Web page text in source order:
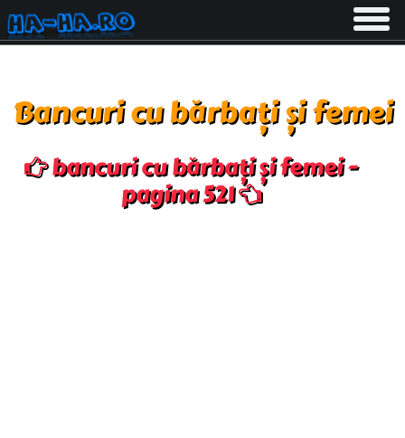
Toggle
Bancuri cu bărbați și femei
bancuri cu bărbați și femei -
pagina 521